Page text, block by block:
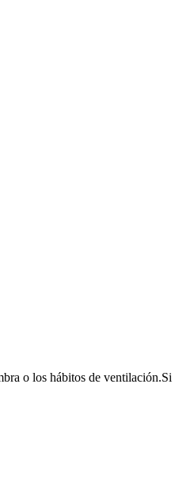
o los hábitos de ventilación.Si